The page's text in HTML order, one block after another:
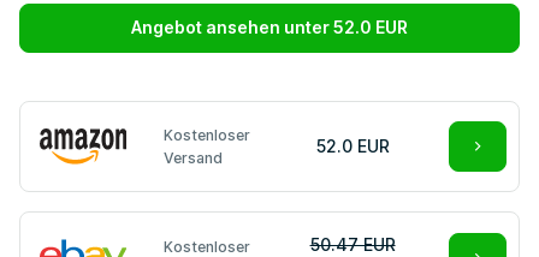
Angebot ansehen unter 52.0 EUR
Kostenloser
Versand
52.0 EUR
Kostenloser
50.47 EUR